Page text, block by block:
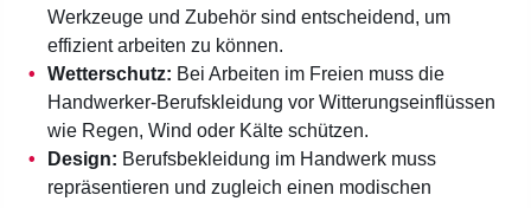
Werkzeuge und Zubehör sind entscheidend, um
effizient arbeiten zu können.
Wetterschutz: Bei Arbeiten im Freien muss die
Handwerker-Berufskleidung vor Witterungseinflüssen
wie Regen, Wind oder Kälte schützen.
Design: Berufsbekleidung im Handwerk muss
repräsentieren und zugleich einen modischen